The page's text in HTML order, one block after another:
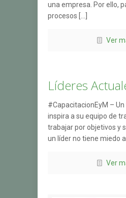
una empresa. Por ello,
procesos […]
Ver
Líderes
#CapacitacionEyM –
inspira a su equipo de
trabajar por objetivos y
un líder no tiene miedo a
Ver